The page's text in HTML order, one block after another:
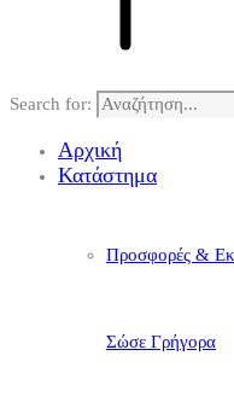
Search for:
Αρχική
Κατάστημα
Προσφορές &
Σώσε Γρήγορα